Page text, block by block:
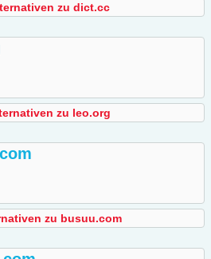
zu dict.cc
zu leo.org
zu busuu.com